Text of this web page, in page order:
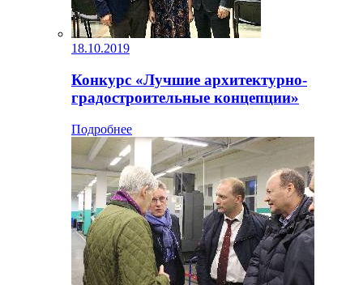
18.10.2019
Конкурс «Лучшие архитектурно-
градостроительные концепции»
Подробнее